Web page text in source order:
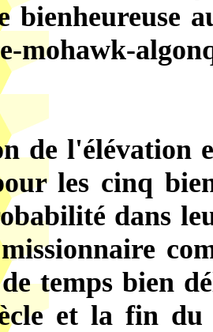
bienheureuse
mohawk-
de l'élévation
les cinq
dans
temps bien
et la fin du